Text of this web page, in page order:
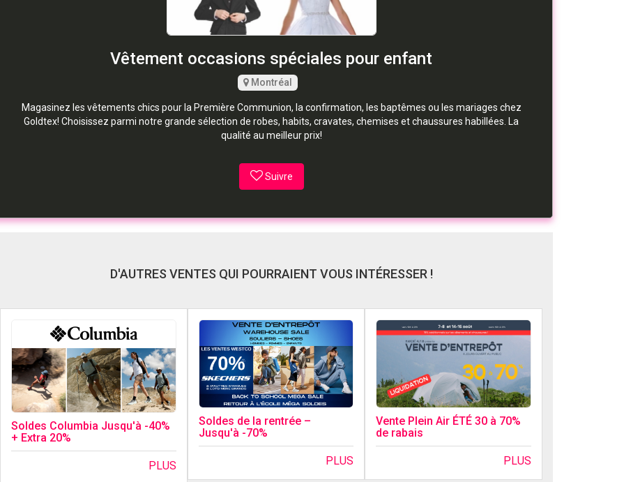
Vêtement occasions spéciales pour enfant
Montréal
Magasinez les vêtements chics pour la Première Communion, la confirmation, les baptêmes ou les mariages chez
Goldtex! Choisissez parmi notre grande sélection de robes, habits, cravates, chemises et chaussures habillées. La
qualité au meilleur prix!
Suivre
D'AUTRES VENTES QUI POURRAIENT VOUS INTÉRESSER !
Soldes Columbia Jusqu'à -40%
+ Extra 20%
PLUS
Soldes de la rentrée –
Jusqu'à -70%
PLUS
Vente Plein Air ÉTÉ 30 à 70%
de rabais
PLUS